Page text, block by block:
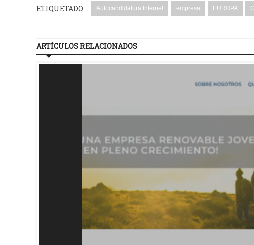
ETIQUETADO Autocandidatura Internet empresa EUROPA
ARTÍCULOS RELACIONADOS